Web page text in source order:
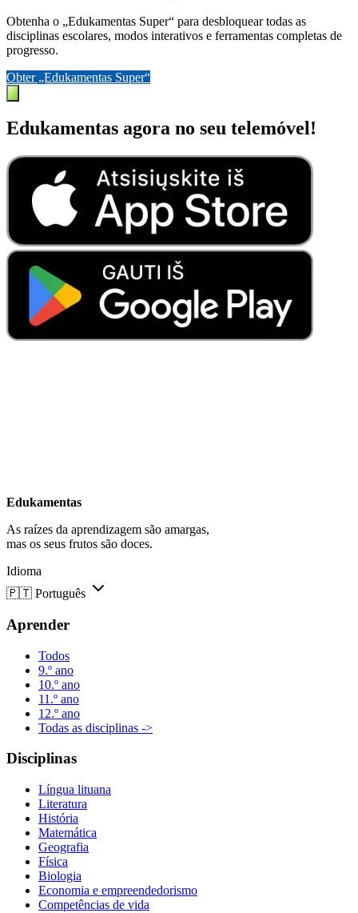
Obtenha o „Edukamentas Super“ para desbloquear todas as
disciplinas escolares, modos interativos e ferramentas completas de
progresso.
Obter „Edukamentas Super“
Edukamentas agora no seu telemóvel!
Edukamentas
As raízes da aprendizagem são amargas,
mas os seus frutos são doces.
Idioma
🇵🇹 Português
Aprender
Todos
9.º ano
10.º ano
11.º ano
12.º ano
Todas as disciplinas ->
Disciplinas
Língua lituana
Literatura
História
Matemática
Geografia
Física
Biologia
Economia e empreendedorismo
Competências de vida